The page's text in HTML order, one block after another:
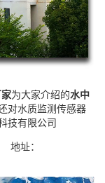
为大家介绍的水中
对水质监测传感器
技有限公司
址：